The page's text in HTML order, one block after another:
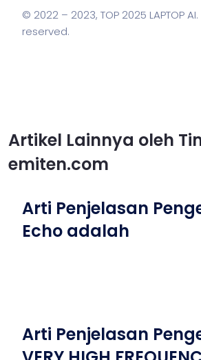
© 2022 – 2023, TOP 2025 LAPTOP AI
reserved.
Artikel Lainnya oleh
emiten.com
Arti Penjelasan
Echo adalah
Arti Penjelasan